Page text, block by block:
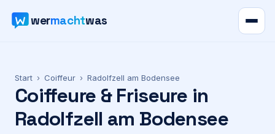
wermachtwas
Karte
News
Start › Coiffeur › Radolfzell am Bodensee
Coiffeure & Friseure in
Radolfzell am Bodensee